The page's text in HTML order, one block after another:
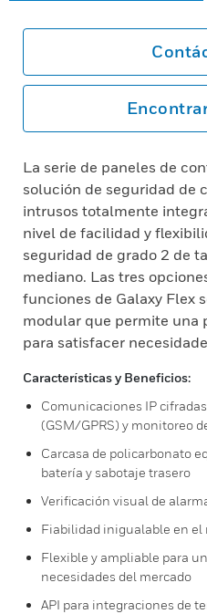
La serie de paneles de
solución de seguridad de
intrusos totalmente
nivel de facilidad y
seguridad de grado 2 de
mediano. Las tres
funciones de Galaxy Flex
modular que permite una
para satisfacer
Características y Beneficios:
Comunicaciones IP
(GSM/GPRS) y monitoreo
Carcasa de policarbonato
batería y sabotaje trasero
Verificación visual de
Fiabilidad inigualable en el
Flexible y ampliable para
necesidades del mercado
API para integraciones de